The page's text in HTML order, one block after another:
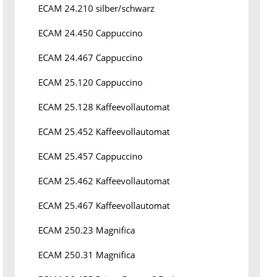
ECAM 24.210 silber/schwarz
ECAM 24.450 Cappuccino
ECAM 24.467 Cappuccino
ECAM 25.120 Cappuccino
ECAM 25.128 Kaffeevollautomat
ECAM 25.452 Kaffeevollautomat
ECAM 25.457 Cappuccino
ECAM 25.462 Kaffeevollautomat
ECAM 25.467 Kaffeevollautomat
ECAM 250.23 Magnifica
ECAM 250.31 Magnifica